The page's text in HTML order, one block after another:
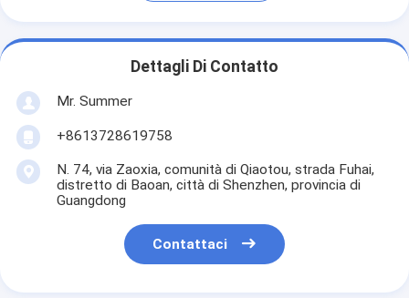
Dettagli Di Contatto
Mr. Summer
+8613728619758
N. 74, via Zaoxia, comunità di Qiaotou, strada Fuhai,
distretto di Baoan, città di Shenzhen, provincia di
Guangdong
Contattaci